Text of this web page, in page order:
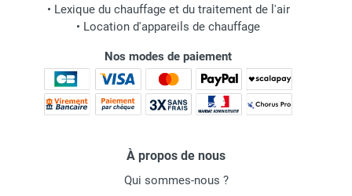
• Lexique du chauffage et du traitement de l'air
• Location d'appareils de chauffage
Nos modes de paiement
À propos de nous
Qui sommes-nous ?